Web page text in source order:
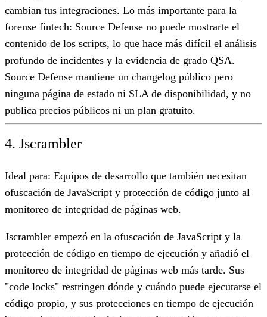
cambian tus integraciones. Lo más importante para la
forense fintech: Source Defense no puede mostrarte el
contenido de los scripts, lo que hace más difícil el análisis
profundo de incidentes y la evidencia de grado QSA.
Source Defense mantiene un changelog público pero
ninguna página de estado ni SLA de disponibilidad, y no
publica precios públicos ni un plan gratuito.
4. Jscrambler
Ideal para: Equipos de desarrollo que también necesitan
ofuscación de JavaScript y protección de código junto al
monitoreo de integridad de páginas web.
Jscrambler empezó en la ofuscación de JavaScript y la
protección de código en tiempo de ejecución y añadió el
monitoreo de integridad de páginas web más tarde. Sus
"code locks" restringen dónde y cuándo puede ejecutarse el
código propio, y sus protecciones en tiempo de ejecución